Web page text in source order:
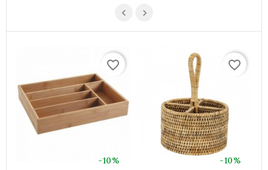
-10%
favorite_border
-10%
favorite_border